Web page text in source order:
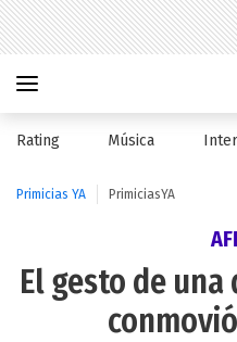
Rating Música
Primicias YA PrimiciasYA
El gesto de una